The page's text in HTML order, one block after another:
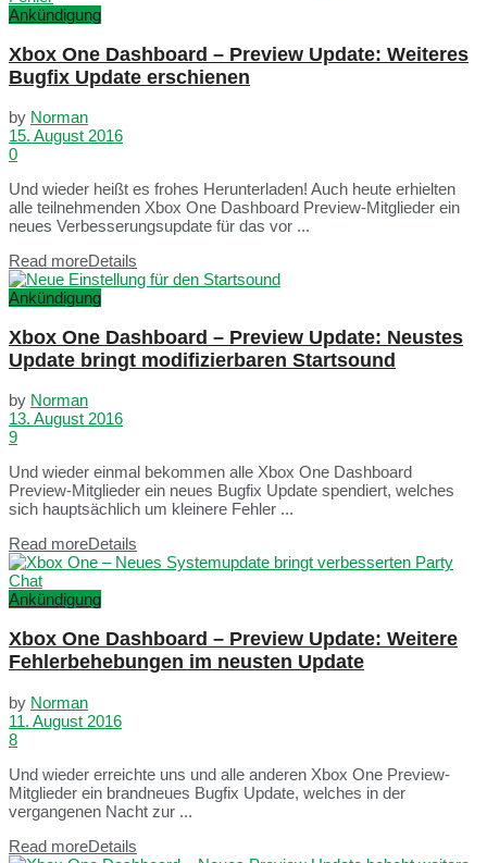
Ankündigung
Xbox One Dashboard – Preview Update: Weiteres
Bugfix Update erschienen
by Norman
15. August 2016
0
Und wieder heißt es frohes Herunterladen! Auch heute erhielten
alle teilnehmenden Xbox One Dashboard Preview-Mitglieder ein
neues Verbesserungsupdate für das vor ...
Read moreDetails
Ankündigung
Xbox One Dashboard – Preview Update: Neustes
Update bringt modifizierbaren Startsound
by Norman
13. August 2016
9
Und wieder einmal bekommen alle Xbox One Dashboard
Preview-Mitglieder ein neues Bugfix Update spendiert, welches
sich hauptsächlich um kleinere Fehler ...
Read moreDetails
Ankündigung
Xbox One Dashboard – Preview Update: Weitere
Fehlerbehebungen im neusten Update
by Norman
11. August 2016
8
Und wieder erreichte uns und alle anderen Xbox One Preview-
Mitglieder ein brandneues Bugfix Update, welches in der
vergangenen Nacht zur ...
Read moreDetails